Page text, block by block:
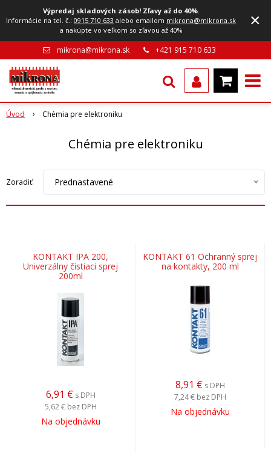
Výpredaj skladových zásob! Zľavy až do 40%.
Informácie na tel. č.:0915 710 633 alebo emailom mikrona@mikrona.sk
a nakúpte vo veľkom so zľavou až 40%
×
mikrona@mikrona.sk +421 915 710 633
Úvod Chémia pre elektroniku
Chémia pre elektroniku
Zoradiť: Prednastavené
KONTAKT IPA 200,
Univerzálny čistiaci sprej
200ml
6,91 € s DPH
5,62 € bez DPH
Na objednávku
KONTAKT 61 Ochranný sprej
na kontakty, 200 ml
8,91 € s DPH
7,24 € bez DPH
Na objednávku